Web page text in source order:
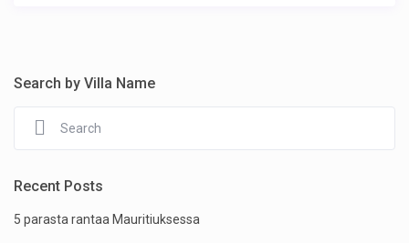
Search by Villa Name
Recent Posts
5 parasta rantaa Mauritiuksessa